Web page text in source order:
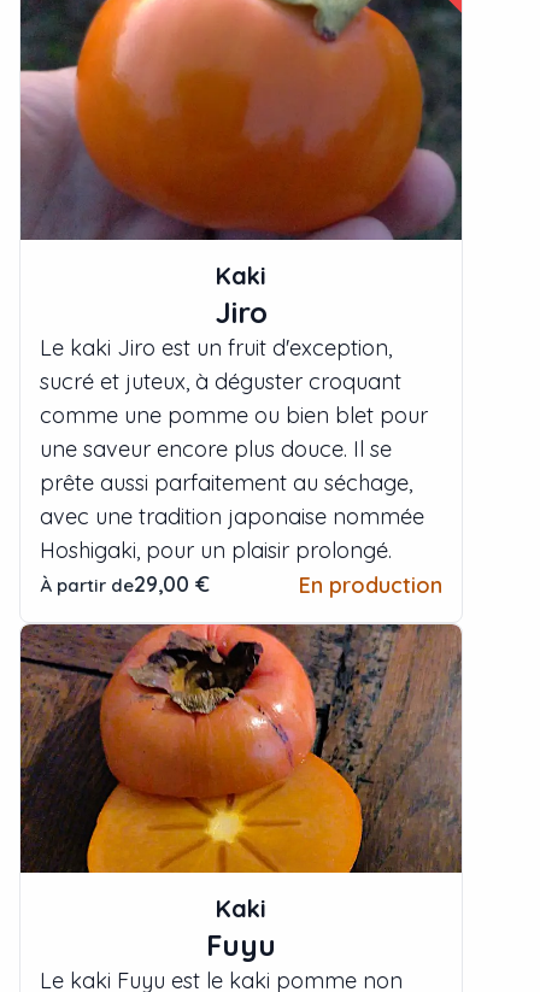
Kaki
Jiro
Le kaki Jiro est un fruit d'exception,
sucré et juteux, à déguster croquant
comme une pomme ou bien blet pour
une saveur encore plus douce. Il se
prête aussi parfaitement au séchage,
avec une tradition japonaise nommée
Hoshigaki, pour un plaisir prolongé.
À partir de29,00 € En production
Kaki
Fuyu
Le kaki Fuyu est le kaki pomme non